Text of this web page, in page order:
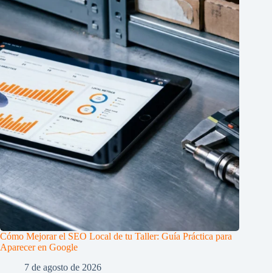
Cómo Mejorar el SEO Local de tu Taller: Guía Práctica para
Aparecer en Google
7 de agosto de 2026